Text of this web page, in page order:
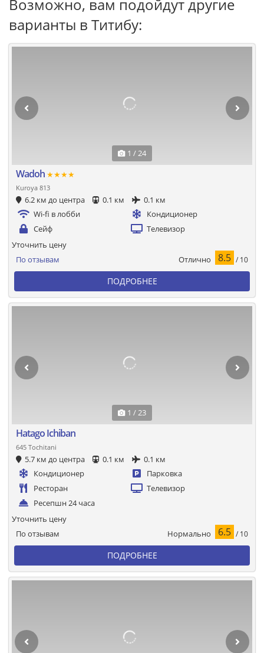
Возможно, вам подойдут другие
варианты в Титибу:
1 / 24
Wadoh ★★★★
Kuroya 813
6.2 км до центра 0.1 км
0.1 км
Wi-fi в лобби
Кондиционер
Сейф
Телевизор
По отзывам Отлично 8.5 / 10
Уточнить цену
ПОДРОБНЕЕ
1 / 23
Hatago Ichiban
645 Tochitani
5.7 км до центра 0.1 км
0.1 км
Кондиционер
Парковка
Ресторан
Телевизор
Ресепшн 24 часа
По отзывам Нормально 6.5 / 10
Уточнить цену
ПОДРОБНЕЕ